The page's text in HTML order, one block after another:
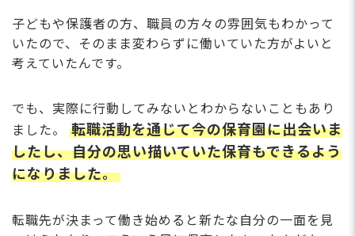
子どもや保護者の方、職員の方々の雰囲気もわかって
いたので、そのまま変わらずに働いていた方がよいと
考えていたんです。
でも、実際に行動してみないとわからないこともあり
ました。
転職活動を通じて今の保育園に出会いま
したし、自分の思い描いていた保育もできるよう
になりました。
転職先が決まって働き始めると新たな自分の一面を見